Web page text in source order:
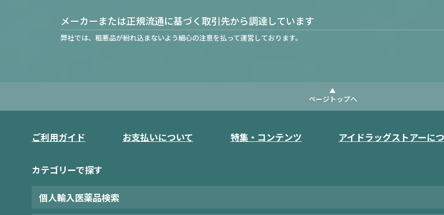
メーカーまたは正規流通に基づく取引先から調達しています
弊社では、粗悪品が紛れ込まないよう細心の注意を払って運営しております。
ページトップへ
ご利用ガイド お支払いについて 特集・コンテンツ アイドラッグストアーに
カテゴリーで探す
個人輸入医薬品検索